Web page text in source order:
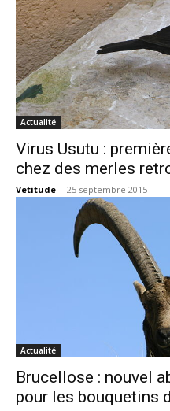
Actualité
Virus Usutu :
chez des merles
Vetitude - 25 septembre 2015
Actualité
Brucellose : nouvel
pour les bouquetins